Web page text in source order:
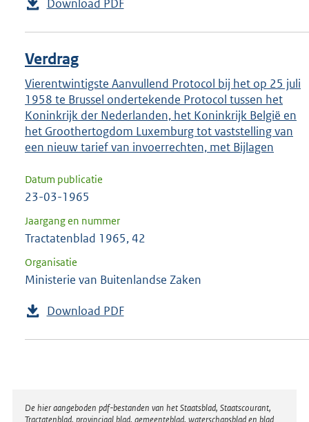
Download PDF
Verdrag
Vierentwintigste Aanvullend Protocol bij het op 25 juli
1958 te Brussel ondertekende Protocol tussen het
Koninkrijk der Nederlanden, het Koninkrijk België en
het Groothertogdom Luxemburg tot vaststelling van
een nieuw tarief van invoerrechten, met Bijlagen
Datum publicatie
23-03-1965
Jaargang en nummer
Tractatenblad 1965, 42
Organisatie
Ministerie van Buitenlandse Zaken
Download PDF
Disclaimer
De hier aangeboden pdf-bestanden van het Staatsblad, Staatscourant,